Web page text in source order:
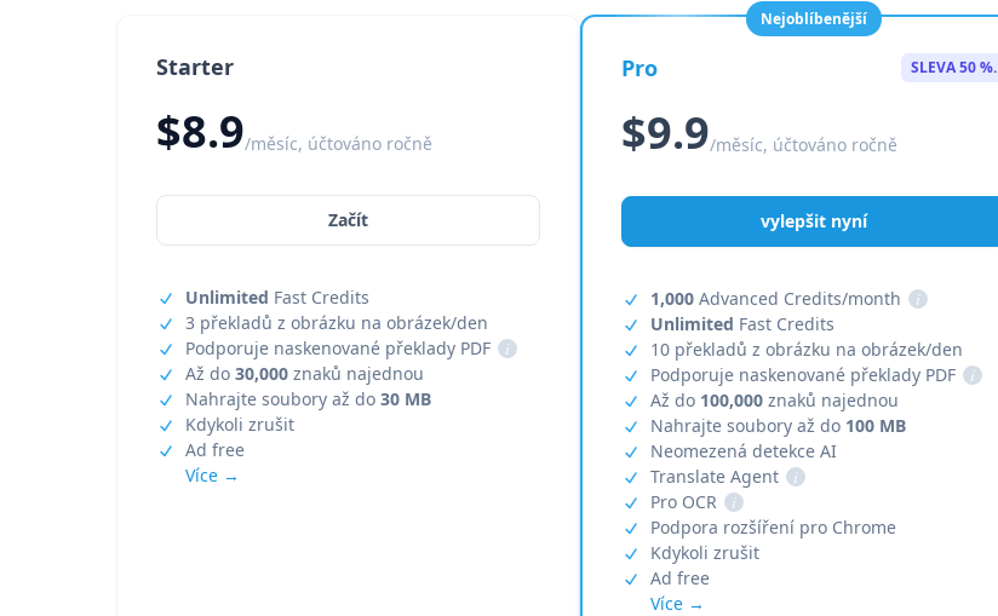
Starter
$8.9/měsíc, účtováno ročně
Začít
Unlimited Fast Credits
3 překladů z obrázku na obrázek/den
Podporuje naskenované překlady PDF
i
Až do 30,000 znaků najednou
Nahrajte soubory až do 30 MB
Kdykoli zrušit
Ad free
Více →
Nejoblíbenější
Pro SLEVA 50 %.
$9.9/měsíc, účtováno ročně
vylepšit nyní
1,000 Advanced Credits/month
i
Unlimited Fast Credits
10 překladů z obrázku na obrázek/den
Podporuje naskenované překlady PDF
i
Až do 100,000 znaků najednou
Nahrajte soubory až do 100 MB
Neomezená detekce AI
Translate Agent
i
Pro OCR
i
Podpora rozšíření pro Chrome
Kdykoli zrušit
Ad free
Více →